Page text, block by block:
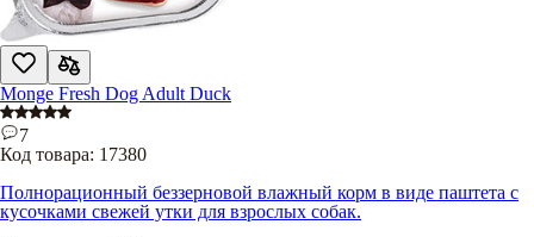
Monge Fresh Dog Adult Duck
7
Код товара: 17380
Полнорационный беззерновой влажный корм в виде паштета с
кусочками свежей утки для взрослых собак.